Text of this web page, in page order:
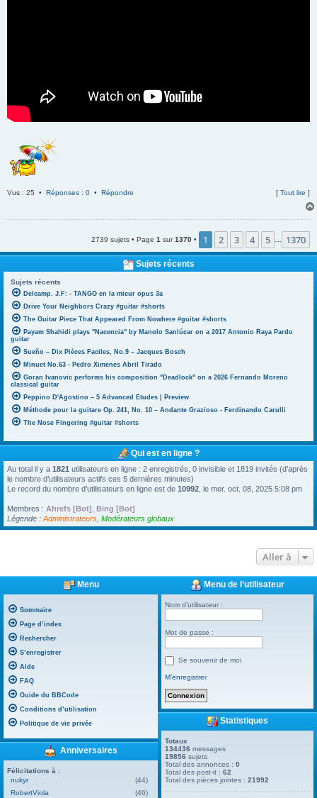
Vus : 25 • Réponses : 0 • Répondre [ Tout lire ]
2739 sujets • Page 1 sur1370 • 1 2 3 4 5 1370
Sujets récents
Sujets récents
Delcamp. J.F: - TANGO en la mieur opus 3a
Drive Your Neighbors Crazy #guitar #shorts
The Guitar Piece That Appeared From Nowhere #guitar #shorts
Payam Shahidi plays "Nacencia" by Manolo Sanlúcar on a 2017 Antonio Raya Pardo
guitar
Sueño – Dix Pièces Faciles, No.9 – Jacques Bosch
Minuet No.63 - Pedro Ximenes Abril Tirado
Goran Ivanovic performs his composition "Deadlock" on a 2026 Fernando Moreno
classical guitar
Peppino D'Agostino – 5 Advanced Etudes | Preview
Méthode pour la guitare Op. 241, No. 10 – Andante Grazioso - Ferdinando Carulli
The Nose Fingering #guitar #shorts
Qui est en ligne ?
Au total il y a 1821 utilisateurs en ligne : 2 enregistrés, 0 invisible et 1819 invités (d’après
le nombre d’utilisateurs actifs ces 5 dernières minutes)
Le record du nombre d’utilisateurs en ligne est de 10992 , le mer. oct. 08, 2025 5:08 pm
Membres : Ahrefs [Bot] Bing [Bot]
Légende : Administrateurs Modérateurs globaux
Aller à
Menu
Sommaire
Page d’index
Rechercher
S’enregistrer
Aide
FAQ
Guide du BBCode
Conditions d’utilisation
Politique de vie privée
Anniversaires
Félicitations à :
nukyr
(44)
RobertViola
(46)
Menu de l’utilisateur
Nom d’utilisateur :
Mot de passe :
Se souvenir de moi
M’enregistrer
Statistiques
Totaux
134436 messages
19856 sujets
Total des annonces :0
Total des post-it :62
Total des pièces jointes :21992